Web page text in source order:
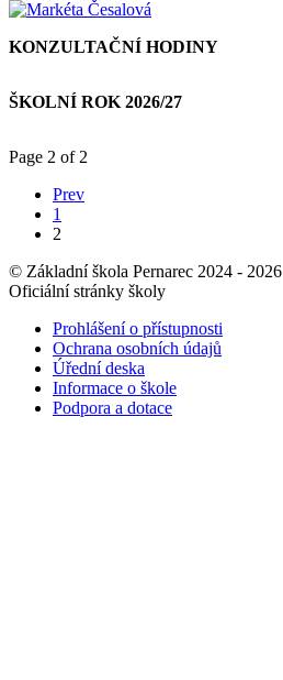
KONZULTAČNÍ HODINY
ŠKOLNÍ ROK 2026/27
Page 2 of 2
Prev
1
2
© Základní škola Pernarec 2024 - 2026
Oficiální stránky školy
Prohlášení o přístupnosti
Ochrana osobních údajů
Úřední deska
Informace o škole
Podpora a dotace